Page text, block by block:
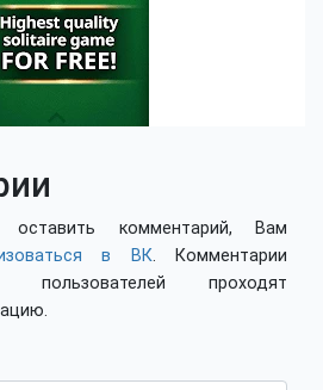
комментарий, Вам
в ВК. Комментарии
пользователей проходят